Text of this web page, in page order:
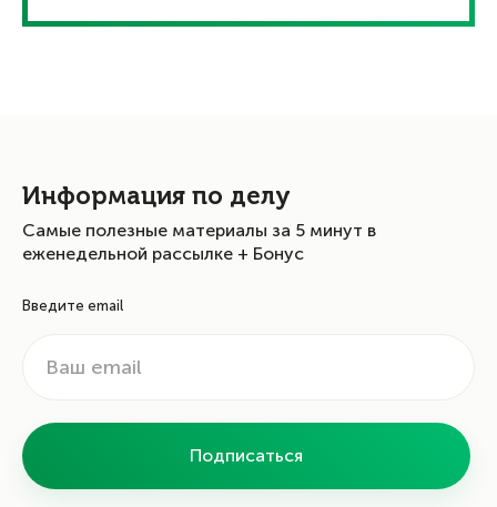
Информация по делу
Самые полезные материалы за 5 минут в
еженедельной рассылке + Бонус
Введите email
Подписаться